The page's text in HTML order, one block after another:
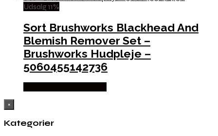
Udsalg 11%
Sort Brushworks Blackhead And
Blemish Remover Set –
Brushworks Hudpleje –
5060455142736
×
Kategorier